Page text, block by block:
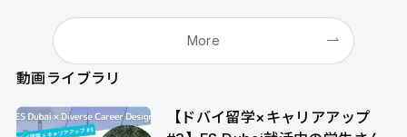
More
動画ライブラリ
【ドバイ留学×キャリアアップ